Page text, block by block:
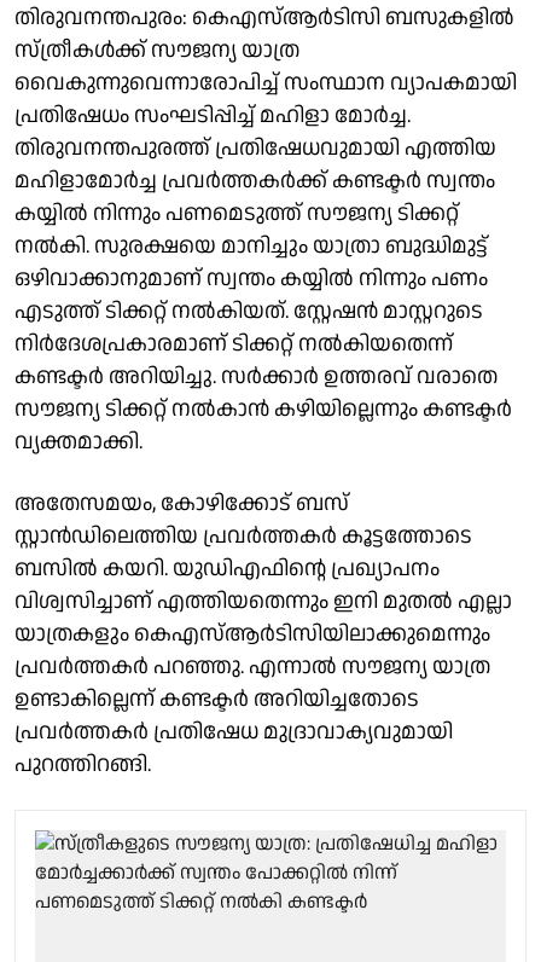
തിരുവനന്തപുരം: കെഎസ്ആർടിസി ബസുകളിൽ
സ്ത്രീകൾക്ക് സൗജന്യ യാത്ര
വൈകുന്നുവെന്നാരോപിച്ച് സംസ്ഥാന വ്യാപകമായി
പ്രതിഷേധം സം​ഘടിപ്പിച്ച് മഹിളാ മോർച്ച.
തിരുവനന്തപുരത്ത് പ്രതിഷേധവുമായി എത്തിയ
മഹിളാമോർച്ച പ്രവർത്തകർക്ക് കണ്ടക്ടർ സ്വന്തം
കയ്യിൽ നിന്നും പണമെടുത്ത് സൗജന്യ ടിക്കറ്റ്
നൽകി. സുരക്ഷയെ മാനിച്ചും യാത്രാ ബുദ്ധിമുട്ട്
ഒഴിവാക്കാനുമാണ് സ്വന്തം കയ്യിൽ നിന്നും പണം
എടുത്ത് ടിക്കറ്റ് നൽകിയത്. സ്റ്റേഷൻ മാസ്റ്ററുടെ
നിർദേശപ്രകാരമാണ് ടിക്കറ്റ് നൽകിയതെന്ന്
കണ്ടക്ടർ അറിയിച്ചു. സർക്കാർ ഉത്തരവ് വരാതെ
സൗജന്യ ടിക്കറ്റ് നൽകാൻ കഴിയില്ലെന്നും കണ്ടക്ടർ
വ്യക്തമാക്കി.
അതേസമയം, കോഴിക്കോട് ബസ്
സ്റ്റാൻഡിലെത്തിയ പ്രവർത്തകർ കൂട്ടത്തോടെ
ബസിൽ കയറി. യുഡിഎഫിന്റെ പ്രഖ്യാപനം
വിശ്വസിച്ചാണ് എത്തിയതെന്നും ഇനി മുതൽ എല്ലാ
യാത്രകളും കെഎസ്ആർടിസിയിലാക്കുമെന്നും
പ്രവർത്തകർ പറഞ്ഞു. എന്നാൽ സൗജന്യ യാത്ര
ഉണ്ടാകില്ലെന്ന് കണ്ടക്ടർ അറിയിച്ചതോടെ
പ്രവർത്തകർ പ്രതിഷേധ മുദ്രാവാക്യവുമായി
പുറത്തിറങ്ങി.